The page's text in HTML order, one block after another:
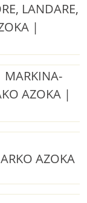
LANDARE,
|
MARKINA-
AZOKA |
AZOKA